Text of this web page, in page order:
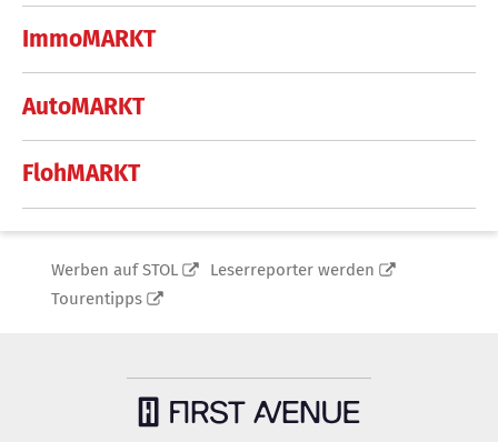
ImmoMARKT
AutoMARKT
FlohMARKT
Werben auf STOL
Leserreporter werden
Tourentipps